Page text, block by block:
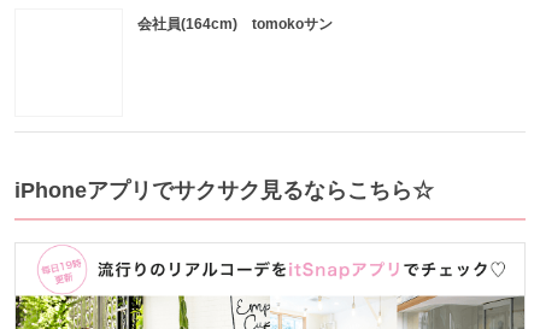
会社員(164cm) tomokoサン
iPhoneアプリでサクサク見るならこちら☆